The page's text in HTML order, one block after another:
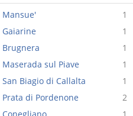
1
1
1
1
sul Piave
1
Biagio di Callalta
2
di Pordenone